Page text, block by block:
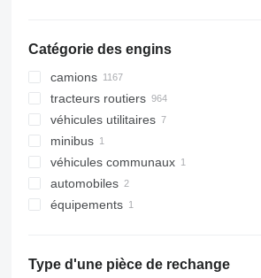
filtres de climatiseur
autres pièces de climatisation
lunettes arrières
Catégorie des engins
camions
tracteurs routiers
véhicules utilitaires
minibus
véhicules communaux
machines communales
camions poubelles
automobiles
équipements
grues auxiliaires de chargement
Type d'une pièce de rechange